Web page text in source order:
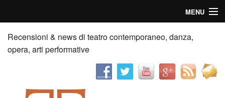
MENU
Home
Recensioni
Recensioni & news di teatro contemporaneo, danza,
opera, arti performative